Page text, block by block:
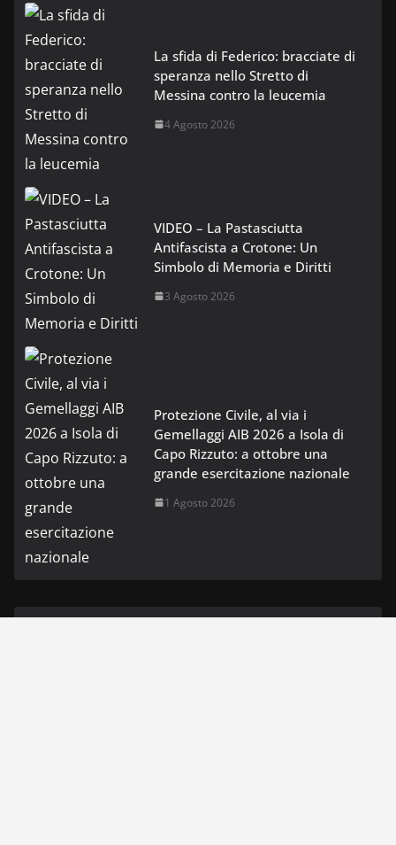
La sfida di Federico: bracciate di
speranza nello Stretto di
Messina contro la leucemia
4 Agosto 2026
VIDEO – La Pastasciutta
Antifascista a Crotone: Un
Simbolo di Memoria e Diritti
3 Agosto 2026
Protezione Civile, al via i
Gemellaggi AIB 2026 a Isola di
Capo Rizzuto: a ottobre una
grande esercitazione nazionale
1 Agosto 2026